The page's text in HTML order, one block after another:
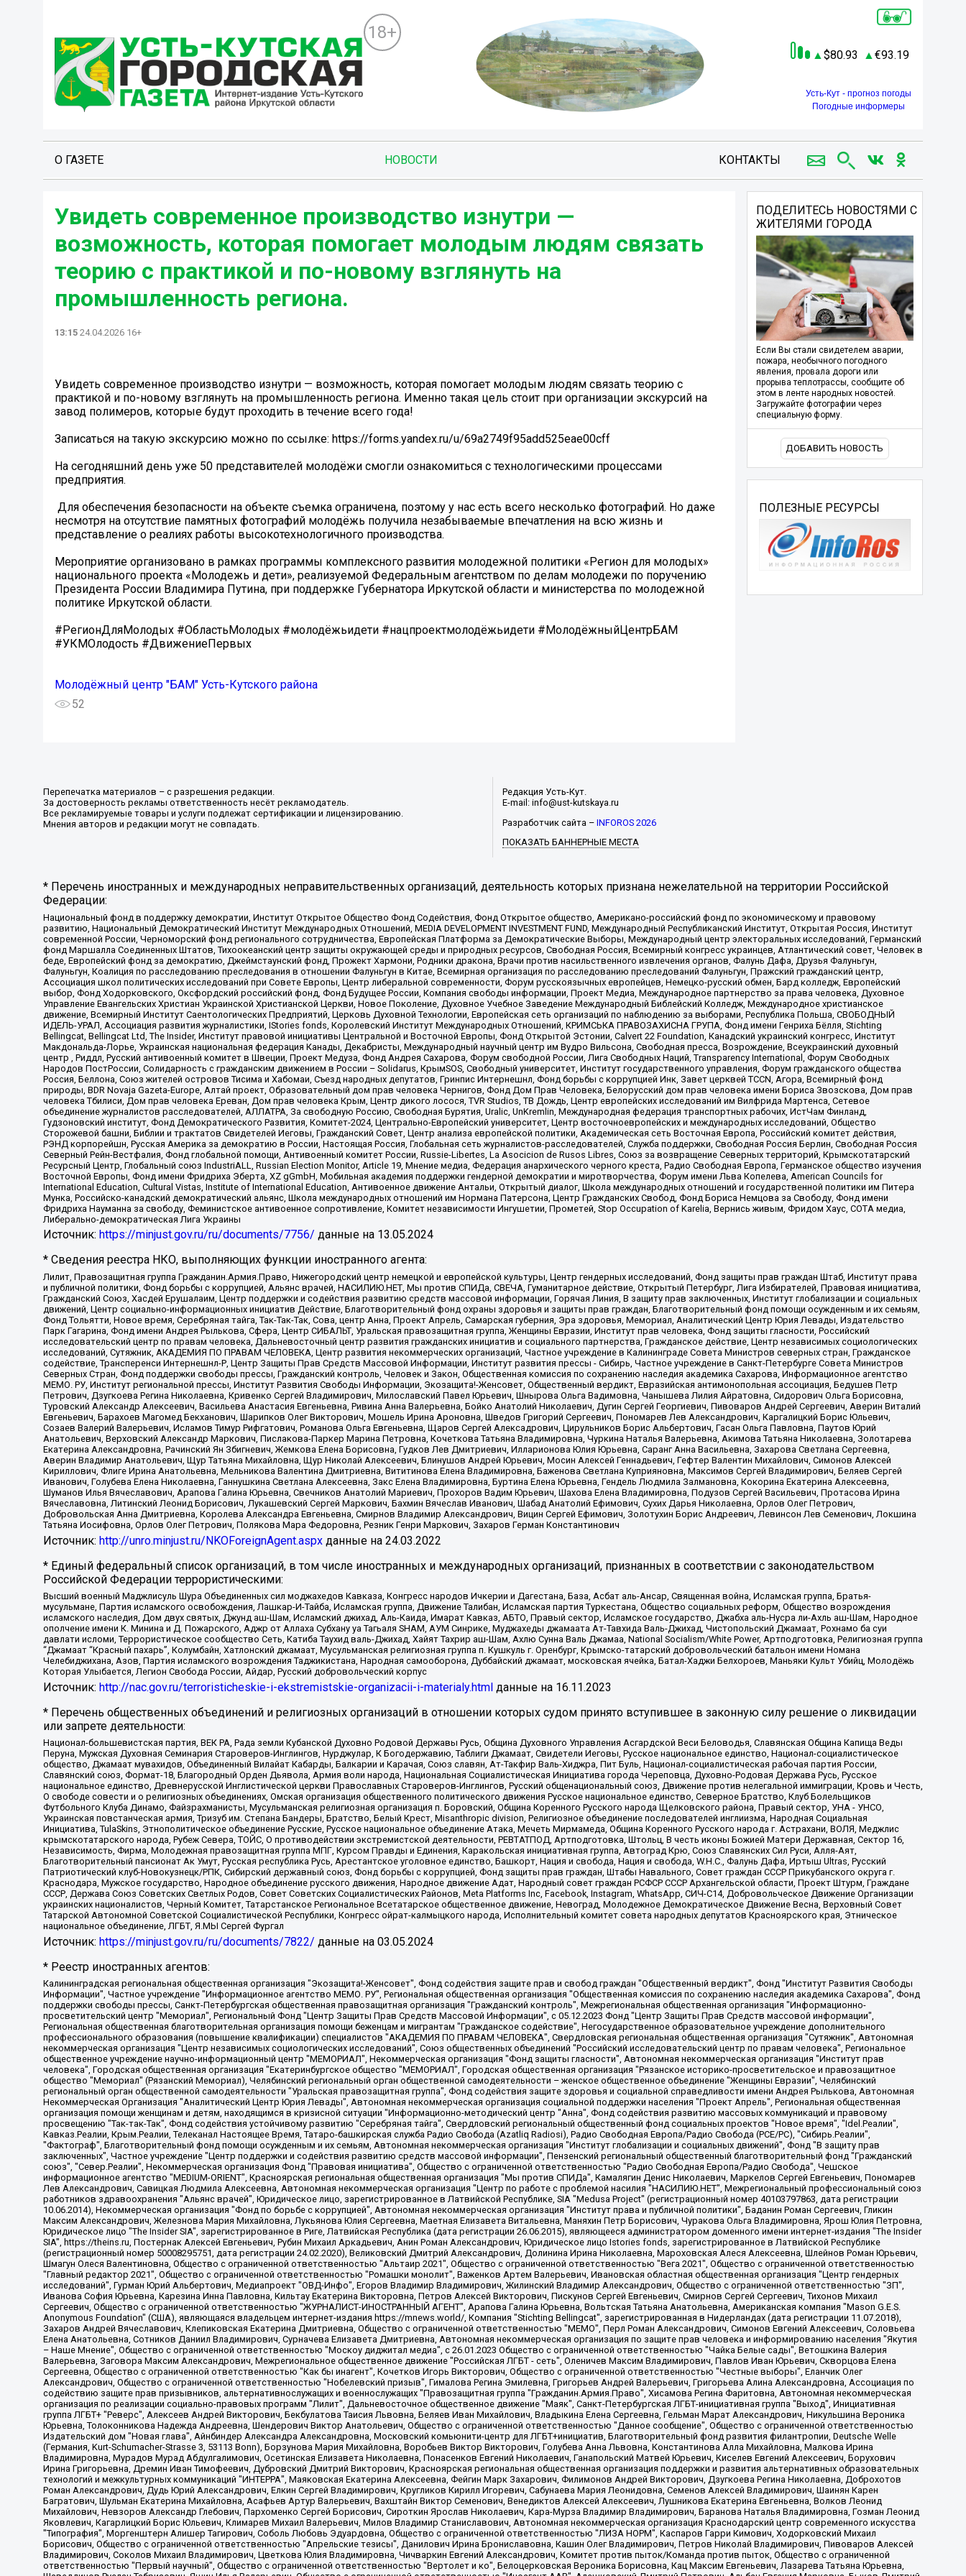
18+
80.93 93.19
Усть-Кут - прогноз погоды
Погодные информеры
О ГАЗЕТЕ НОВОСТИ КОНТАКТЫ
Увидеть современное производство изнутри —
возможность, которая помогает молодым людям связать
теорию с практикой и по-новому взглянуть на
промышленность региона.
13:15 24.04.2026 16+
Увидеть современное производство изнутри — возможность, которая помогает молодым людям связать теорию с
практикой и по-новому взглянуть на промышленность региона. Именно такая цель стоит при организации экскурсий на
завод полимеров, которые будут проходить в течение всего года!
Записаться на такую экскурсию можно по ссылке: https://forms.yandex.ru/u/69a2749f95add525eae00cff
На сегодняшний день уже 50 представителей молодёжи смогли ознакомиться с технологическими процессами
предприятия.
‍ Для обеспечения безопасности на объекте съемка ограничена, поэтому у нас есть всего несколько фотографий. Но даже
несмотря на отсутствие памятных фотографий молодёжь получила незабываемые впечатления на всю жизнь и
представление о реалиях работы высокотехнологичного производства.
Мероприятие организовано в рамках программы комплексного развития молодежной политики «Регион для молодых»
национального проекта «Молодежь и дети», реализуемой Федеральным агентством по делам молодежи по поручению
Президента России Владимира Путина, при поддержке Губернатора Иркутской области и министерства по молодежной
политике Иркутской области.
#РегионДляМолодых #ОбластьМолодых #молодёжьидети #нацпроектмолодёжьидети #МолодёжныйЦентрБАМ
#УКМОлодость #ДвижениеПервых
Молодёжный центр "БАМ" Усть-Кутского района
52
ПОДЕЛИТЕСЬ НОВОСТЯМИ С
ЖИТЕЛЯМИ ГОРОДА
Если Вы стали свидетелем аварии,
пожара, необычного погодного
явления, провала дороги или
прорыва теплотрассы, сообщите об
этом в ленте народных новостей.
Загружайте фотографии через
специальную форму.
ДОБАВИТЬ НОВОСТЬ
ПОЛЕЗНЫЕ РЕСУРСЫ
Перепечатка материалов – с разрешения редакции.
За достоверность рекламы ответственность несёт рекламодатель.
Все рекламируемые товары и услуги подлежат сертификации и лицензированию.
Мнения авторов и редакции могут не совпадать.
Редакция Усть-Кут.
E-mail: info@ust-kutskaya.ru
Разработчик сайта – INFOROS 2026
ПОКАЗАТЬ БАННЕРНЫЕ МЕСТА
* Перечень иностранных и международных неправительственных организаций, деятельность которых признана нежелательной на территории Российской
Федерации:
Национальный фонд в поддержку демократии, Институт Открытое Общество Фонд Содействия, Фонд Открытое общество, Американо-российский фонд по экономическому и правовому
развитию, Национальный Демократический Институт Международных Отношений, MEDIA DEVELOPMENT INVESTMENT FUND, Международный Республиканский Институт, Открытая Россия, Институт
современной России, Черноморский фонд регионального сотрудничества, Европейская Платформа за Демократические Выборы, Международный центр электоральных исследований, Германский
фонд Маршалла Соединенных Штатов, Тихоокеанский центр защиты окружающей среды и природных ресурсов, Свободная Россия, Всемирный конгресс украинцев, Атлантический совет, Человек в
беде, Европейский фонд за демократию, Джеймстаунский фонд, Прожект Хармони, Родники дракона, Врачи против насильственного извлечения органов, Фалунь Дафа, Друзья Фалуньгун,
Фалуньгун, Коалиция по расследованию преследования в отношении Фалуньгун в Китае, Всемирная организация по расследованию преследований Фалуньгун, Пражский гражданский центр,
Ассоциация школ политических исследований при Совете Европы, Центр либеральной современности, Форум русскоязычных европейцев, Немецко-русский обмен, Бард колледж, Европейский
выбор, Фонд Ходорковского, Оксфордский российский фонд, Фонд Будущее России, Компания свободы информации, Проект Медиа, Международное партнерство за права человека, Духовное
Управление Евангельских Христиан Украинской Христианской Церкви, Новое Поколение, Духовное Учебное Заведение Международный Библейский Колледж, Международное христианское
движение, Всемирный Институт Саентологических Предприятий, Церковь Духовной Технологии, Европейская сеть организаций по наблюдению за выборами, Республика Польша, СВОБОДНЫЙ
ИДЕЛЬ-УРАЛ, Ассоциация развития журналистики, IStories fonds, Королевский Институт Международных Отношений, КРИМСЬКА ПРАВОЗАХИСНА ГРУПА, Фонд имени Генриха Бёлля, Stichting
Bellingcat, Bellingcat Ltd, The Insider, Институт правовой инициативы Центральной и Восточной Европы, Фонд Открытой Эстонии, Calvert 22 Foundation, Канадский украинский конгресс, Институт
Макдональда-Лорье, Украинская национальная федерация Канады, Декабристы, Международный научный центр им Вудро Вильсона, Свободная пресса, Возрождение, Всеукраинский духовный
центр , Риддл, Русский антивоенный комитет в Швеции, Проект Медуза, Фонд Андрея Сахарова, Форум свободной России, Лига Свободных Наций, Transparеncy International, Форум Свободных
Народов ПостРоссии, Солидарность с гражданским движением в России – Solidarus, КрымSOS, Свободный университет, Институт государственного управления, Форум гражданского общества
Россия, Беллона, Союз жителей островов Тисима и Хабомаи, Съезд народных депутатов, Гринпис Интернешнл, Фонд борьбы с коррупцией Инк, Завет церквей TCCN, Агора, Всемирный фонд
природы, BDR Novaja Gazeta-Europe, Алтай проект, Образовательный дом прав человека Чернигов, Фонд Дом Прав Человека, Белорусский дом прав человека имени Бориса Звозскова, Дом прав
человека Тбилиси, Дом прав человека Ереван, Дом прав человека Крым, Центр дикого лосося, TVR Studios, ТВ Дождь, Центр европейских исследований им Вилфрида Мартенса, Сетевое
объединение журналистов расследователей, АЛЛАТРА, За свободную Россию, Свободная Бурятия, Uralic, UnKremlin, Международная федерация транспортных рабочих, ИстЧам Финланд,
Гудзоновский институт, Фонд Демократического Развития, Комитет-2024, Центрально-Европейский университет, Центр восточноевропейских и международных исследований, Общество
Сторожевой башни, Библии и трактатов Свидетелей Иеговы, Гражданский Совет, Центр анализа европейской политики, Академическая сеть Восточная Европа, Российский комитет действия,
РЭНД корпорейшн, Русская Америка за демократию в России, Настоящая Россия, Глобальная сеть журналистов-расследователей, Служба поддержки, Свободная Россия Берлин, Свободная Россия
Северный Рейн-Вестфалия, Фонд глобальной помощи, Антивоенный комитет России, Russie-Libertes, La Asocicion de Rusos Libres, Союз за возвращение Северных территорий, Крымскотатарский
Ресурсный Центр, Глобальный союз IndustriALL, Russian Election Monitor, Article 19, Мнение медиа, Федерация анархического черного креста, Радио Свободная Европа, Германское общество изучения
Восточной Европы, Фонд имени Фридриха Эберта, XZ gGmbH, Мобильная академия поддержки гендерной демократии и миротворчества, Форум имени Льва Копелева, American Councils for
International Education, Cultural Vistas, Institute of International Education, Антивоенное движение Антальи, Открытый диалог, Школа международных отношений и государственной политики им Питера
Мунка, Российско-канадский демократический альянс, Школа международных отношений им Нормана Патерсона, Центр Гражданских Свобод, Фонд Бориса Немцова за Свободу, Фонд имени
Фридриха Науманна за свободу, Феминистское антивоенное сопротивление, Комитет независимости Ингушетии, Прометей, Stop Occupation of Karelia, Вернись живым, Фридом Хаус, СОТА медиа,
Либерально-демократическая Лига Украины
Источник: https://minjust.gov.ru/ru/documents/7756/ данные на 13.05.2024
* Сведения реестра НКО, выполняющих функции иностранного агента:
Лилит, Правозащитная группа Гражданин.Армия.Право, Нижегородский центр немецкой и европейской культуры, Центр гендерных исследований, Фонд защиты прав граждан Штаб, Институт права
и публичной политики, Фонд борьбы с коррупцией, Альянс врачей, НАСИЛИЮ.НЕТ, Мы против СПИДа, СВЕЧА, Гуманитарное действие, Открытый Петербург, Лига Избирателей, Правовая инициатива,
Гражданский Союз, Хасдей Ерушалаим, Центр поддержки и содействия развитию средств массовой информации, Горячая Линия, В защиту прав заключенных, Институт глобализации и социальных
движений, Центр социально-информационных инициатив Действие, Благотворительный фонд охраны здоровья и защиты прав граждан, Благотворительный фонд помощи осужденным и их семьям,
Фонд Тольятти, Новое время, Серебряная тайга, Так-Так-Так, Сова, центр Анна, Проект Апрель, Самарская губерния, Эра здоровья, Мемориал, Аналитический Центр Юрия Левады, Издательство
Парк Гагарина, Фонд имени Андрея Рылькова, Сфера, Центр СИБАЛЬТ, Уральская правозащитная группа, Женщины Евразии, Институт прав человека, Фонд защиты гласности, Российский
исследовательский центр по правам человека, Дальневосточный центр развития гражданских инициатив и социального партнерства, Гражданское действие, Центр независимых социологических
исследований, Сутяжник, АКАДЕМИЯ ПО ПРАВАМ ЧЕЛОВЕКА, Центр развития некоммерческих организаций, Частное учреждение в Калининграде Совета Министров северных стран, Гражданское
содействие, Трансперенси Интернешнл-Р, Центр Защиты Прав Средств Массовой Информации, Институт развития прессы - Сибирь, Частное учреждение в Санкт-Петербурге Совета Министров
Северных Стран, Фонд поддержки свободы прессы, Гражданский контроль, Человек и Закон, Общественная комиссия по сохранению наследия академика Сахарова, Информационное агентство
МЕМО. РУ, Институт региональной прессы, Институт Развития Свободы Информации, Экозащита!-Женсовет, Общественный вердикт, Евразийская антимонопольная ассоциация, Бедушев Петр
Петрович, Дзугкоева Регина Николаевна, Кривенко Сергей Владимирович, Милославский Павел Юрьевич, Шнырова Ольга Вадимовна, Чанышева Лилия Айратовна, Сидорович Ольга Борисовна,
Туровский Александр Алексеевич, Васильева Анастасия Евгеньевна, Ривина Анна Валерьевна, Бойко Анатолий Николаевич, Дугин Сергей Георгиевич, Пивоваров Андрей Сергеевич, Аверин Виталий
Евгеньевич, Барахоев Магомед Бекханович, Шарипков Олег Викторович, Мошель Ирина Ароновна, Шведов Григорий Сергеевич, Пономарев Лев Александрович, Каргалицкий Борис Юльевич,
Созаев Валерий Валерьевич, Исламов Тимур Рифгатович, Романова Ольга Евгеньевна, Щаров Сергей Алексадрович, Цирульников Борис Альбертович, Гасан Ольга Павловна, Паутов Юрий
Анатольевич, Верховский Александр Маркович, Пислакова-Паркер Марина Петровна, Кочеткова Татьяна Владимировна, Чуркина Наталья Валерьевна, Акимова Татьяна Николаевна, Золотарева
Екатерина Александровна, Рачинский Ян Збигневич, Жемкова Елена Борисовна, Гудков Лев Дмитриевич, Илларионова Юлия Юрьевна, Саранг Анна Васильевна, Захарова Светлана Сергеевна,
Аверин Владимир Анатольевич, Щур Татьяна Михайловна, Щур Николай Алексеевич, Блинушов Андрей Юрьевич, Мосин Алексей Геннадьевич, Гефтер Валентин Михайлович, Симонов Алексей
Кириллович, Флиге Ирина Анатольевна, Мельникова Валентина Дмитриевна, Вититинова Елена Владимировна, Баженова Светлана Куприяновна, Максимов Сергей Владимирович, Беляев Сергей
Иванович, Голубева Елена Николаевна, Ганнушкина Светлана Алексеевна, Закс Елена Владимировна, Буртина Елена Юрьевна, Гендель Людмила Залмановна, Кокорина Екатерина Алексеевна,
Шуманов Илья Вячеславович, Арапова Галина Юрьевна, Свечников Анатолий Мариевич, Прохоров Вадим Юрьевич, Шахова Елена Владимировна, Подузов Сергей Васильевич, Протасова Ирина
Вячеславовна, Литинский Леонид Борисович, Лукашевский Сергей Маркович, Бахмин Вячеслав Иванович, Шабад Анатолий Ефимович, Сухих Дарья Николаевна, Орлов Олег Петрович,
Добровольская Анна Дмитриевна, Королева Александра Евгеньевна, Смирнов Владимир Александрович, Вицин Сергей Ефимович, Золотухин Борис Андреевич, Левинсон Лев Семенович, Локшина
Татьяна Иосифовна, Орлов Олег Петрович, Полякова Мара Федоровна, Резник Генри Маркович, Захаров Герман Константинович
Источник: http://unro.minjust.ru/NKOForeignAgent.aspx данные на 24.03.2022
* Единый федеральный список организаций, в том числе иностранных и международных организаций, признанных в соответствии с законодательством
Российской Федерации террористическими:
Высший военный Маджлисуль Шура Объединенных сил моджахедов Кавказа, Конгресс народов Ичкерии и Дагестана, База, Асбат аль-Ансар, Священная война, Исламская группа, Братья-
мусульмане, Партия исламского освобождения, Лашкар-И-Тайба, Исламская группа, Движение Талибан, Исламская партия Туркестана, Общество социальных реформ, Общество возрождения
исламского наследия, Дом двух святых, Джунд аш-Шам, Исламский джихад, Аль-Каида, Имарат Кавказ, АБТО, Правый сектор, Исламское государство, Джабха аль-Нусра ли-Ахль аш-Шам, Народное
ополчение имени К. Минина и Д. Пожарского, Аджр от Аллаха Субхану уа Тагьаля SHAM, АУМ Синрике, Муджахеды джамаата Ат-Тавхида Валь-Джихад, Чистопольский Джамаат, Рохнамо ба суи
давлати исломи, Террористическое сообщество Сеть, Катиба Таухид валь-Джихад, Хайят Тахрир аш-Шам, Ахлю Сунна Валь Джамаа, National Socialism/White Power, Артподготовка, Религиозная группа
“Джамаат “Красный пахарь”, Колумбайн, Хатлонский джамаат, Мусульманская религиозная группа п. Кушкуль г. Оренбург, Крымско-татарский добровольческий батальон имени Номана
Челебиджихана, Азов, Партия исламского возрождения Таджикистана, Народная самооборона, Дуббайский джамаат, московская ячейка, Батал-Хаджи Белхороев, Маньяки Культ Убийц, Молодёжь
Которая Улыбается, Легион Свобода России, Айдар, Русский добровольческий корпус
Источник: http://nac.gov.ru/terroristicheskie-i-ekstremistskie-organizacii-i-materialy.html данные на 16.11.2023
* Перечень общественных объединений и религиозных организаций в отношении которых судом принято вступившее в законную силу решение о ликвидации
или запрете деятельности:
Национал-большевистская партия, ВЕК РА, Рада земли Кубанской Духовно Родовой Державы Русь, Община Духовного Управления Асгардской Веси Беловодья, Славянская Община Капища Веды
Перуна, Мужская Духовная Семинария Староверов-Инглингов, Нурджулар, К Богодержавию, Таблиги Джамаат, Свидетели Иеговы, Русское национальное единство, Национал-социалистическое
общество, Джамаат мувахидов, Объединенный Вилайат Кабарды, Балкарии и Карачая, Союз славян, Ат-Такфир Валь-Хиджра, Пит Буль, Национал-социалистическая рабочая партия России,
Славянский союз, Формат-18, Благородный Орден Дьявола, Армия воли народа, Национальная Социалистическая Инициатива города Череповца, Духовно-Родовая Держава Русь, Русское
национальное единство, Древнерусской Инглистической церкви Православных Староверов-Инглингов, Русский общенациональный союз, Движение против нелегальной иммиграции, Кровь и Честь,
О свободе совести и о религиозных объединениях, Омская организация общественного политического движения Русское национальное единство, Северное Братство, Клуб Болельщиков
Футбольного Клуба Динамо, Файзрахманисты, Мусульманская религиозная организация п. Боровский, Община Коренного Русского народа Щелковского района, Правый сектор, УНА - УНСО,
Украинская повстанческая армия, Тризуб им. Степана Бандеры, Братство, Белый Крест, Misanthropic division, Религиозное объединение последователей инглиизма, Народная Социальная
Инициатива, TulaSkins, Этнополитическое объединение Русские, Русское национальное объединение Атака, Мечеть Мирмамеда, Община Коренного Русского народа г. Астрахани, ВОЛЯ, Меджлис
крымскотатарского народа, Рубеж Севера, ТОЙС, О противодействии экстремистской деятельности, РЕВТАТПОД, Артподготовка, Штольц, В честь иконы Божией Матери Державная, Сектор 16,
Независимость, Фирма, Молодежная правозащитная группа МПГ, Курсом Правды и Единения, Каракольская инициативная группа, Автоград Крю, Союз Славянских Сил Руси, Алля-Аят,
Благотворительный пансионат Ак Умут, Русская республика Русь, Арестантское уголовное единство, Башкорт, Нация и свобода, Нация и свобода, W.H.С., Фалунь Дафа, Иртыш Ultras, Русский
Патриотический клуб-Новокузнецк/РПК, Сибирский державный союз, Фонд борьбы с коррупцией, Фонд защиты прав граждан, Штабы Навального, Совет граждан СССР Прикубанского округа г.
Краснодара, Мужское государство, Народное объединение русского движения, Народное движение Адат, Народный совет граждан РСФСР СССР Архангельской области, Проект Штурм, Граждане
СССР, Держава Союз Советских Светлых Родов, Совет Советских Социалистических Районов, Meta Platforms Inc, Facebook, Instagram, WhatsApp, СИЧ-С14, Добровольческое Движение Организации
украинских националистов, Черный Комитет, Татарстанское Региональное Всетатарское общественное движение, Невоград, Молодежное Демократическое Движение Весна, Верховный Совет
Татарской Автономной Советской Социалистической Республики, Конгресс ойрат-калмыцкого народа, Исполнительный комитет совета народных депутатов Красноярского края, Этническое
национальное объединение, ЛГБТ, Я.МЫ Сергей Фургал
Источник: https://minjust.gov.ru/ru/documents/7822/ данные на 03.05.2024
* Реестр иностранных агентов:
Калининградская региональная общественная организация "Экозащита!-Женсовет", Фонд содействия защите прав и свобод граждан "Общественный вердикт", Фонд "Институт Развития Свободы Информации", Частное учреждение "Информационное агентство МЕМО. РУ", Региональная общественная организация "Общественная комиссия по сохранению наследия академика Сахарова", Фонд поддержки свободы прессы, Санкт-Петербургская общественная правозащитная организация "Гражданский контроль", Межрегиональная общественная организация "Информационно-просветительский центр "Мемориал", Региональный Фонд "Центр Защиты Прав Средств Массовой Информации", с 05.12.2023 Фонд "Центр Защиты Прав Средств массовой информации", Региональная общественная благотворительная организация помощи беженцам и мигрантам "Гражданское содействие", Негосударственное образовательное учреждение дополнительного профессионального образования (повышение квалификации) специалистов "АКАДЕМИЯ ПО ПРАВАМ ЧЕЛОВЕКА", Свердловская региональная общественная организация "Сутяжник", Автономная некоммерческая организация "Центр независимых социологических исследований", Союз общественных объединений "Российский исследовательский центр по правам человека", Региональное общественное учреждение научно-информационный центр "МЕМОРИАЛ", Некоммерческая организация "Фонд защиты гласности", Автономная некоммерческая организация "Институт прав человека", Городская общественная организация "Екатеринбургское общество "МЕМОРИАЛ", Городская общественная организация "Рязанское историко-просветительское и правозащитное общество "Мемориал" (Рязанский Мемориал), Челябинский региональный орган общественной самодеятельности – женское общественное объединение "Женщины Евразии", Челябинский региональный орган общественной самодеятельности "Уральская правозащитная группа", Фонд содействия защите здоровья и социальной справедливости имени Андрея Рылькова, Автономная Некоммерческая Организация "Аналитический Центр Юрия Левады", Автономная некоммерческая организация социальной поддержки населения "Проект Апрель", Региональная общественная организация помощи женщинам и детям, находящимся в кризисной ситуации "Информационно-методический центр "Анна", Фонд содействия развитию массовых коммуникаций и правовому просвещению "Так-так-Так", Фонд содействия устойчивому развитию "Серебряная тайга", Свердловский региональный общественный фонд социальных проектов "Новое время", "Idel.Реалии", Кавказ.Реалии, Крым.Реалии, Телеканал Настоящее Время, Татаро-башкирская служба Радио Свобода (Azatliq Radiosi), Радио Свободная Европа/Радио Свобода (PCE/PC), "Сибирь.Реалии", "Фактограф", Благотворительный фонд помощи осужденным и их семьям, Автономная некоммерческая организация "Институт глобализации и социальных движений", Фонд "В защиту прав заключенных", Частное учреждение "Центр поддержки и содействия развитию средств массовой информации", Пензенский региональный общественный благотворительный фонд "Гражданский союз", "Север.Реалии", Некоммерческая организация Фонд "Правовая инициатива", Общество с ограниченной ответственностью "Радио Свободная Европа/Радио Свобода", Чешское информационное агентство "MEDIUM-ORIENT", Красноярская региональная общественная организация "Мы против СПИДа", Камалягин Денис Николаевич, Маркелов Сергей Евгеньевич, Пономарев Лев Александрович, Савицкая Людмила Алексеевна, Автономная некоммерческая организация "Центр по работе с проблемой насилия "НАСИЛИЮ.НЕТ", Межрегиональный профессиональный союз работников здравоохранения "Альянс врачей", Юридическое лицо, зарегистрированное в Латвийской Республике, SIA "Medusa Project" (регистрационный номер 40103797863, дата регистрации 10.06.2014), Некоммерческая организация "Фонд по борьбе с коррупцией", Автономная некоммерческая организация "Институт права и публичной политики", Баданин Роман Сергеевич, Гликин Максим Александрович, Железнова Мария Михайловна, Лукьянова Юлия Сергеевна, Маетная Елизавета Витальевна, Маняхин Петр Борисович, Чуракова Ольга Владимировна, Ярош Юлия Петровна, Юридическое лицо "The Insider SIA", зарегистрированное в Риге, Латвийская Республика (дата регистрации 26.06.2015), являющееся администратором доменного имени интернет-издания "The Insider SIA", https://theins.ru, Постернак Алексей Евгеньевич, Рубин Михаил Аркадьевич, Анин Роман Александрович, Юридическое лицо Istories fonds, зарегистрированное в Латвийской Республике (регистрационный номер 50008295751, дата регистрации 24.02.2020), Великовский Дмитрий Александрович, Долинина Ирина Николаевна, Мароховская Алеся Алексеевна, Шлейнов Роман Юрьевич, Шмагун Олеся Валентиновна, Общество с ограниченной ответственностью "Альтаир 2021", Общество с ограниченной ответственностью "Вега 2021", Общество с ограниченной ответственностью "Главный редактор 2021", Общество с ограниченной ответственностью "Ромашки монолит", Важенков Артем Валерьевич, Ивановская областная общественная организация "Центр гендерных исследований", Гурман Юрий Альбертович, Медиапроект "ОВД-Инфо", Егоров Владимир Владимирович, Жилинский Владимир Александрович, Общество с ограниченной ответственностью "ЗП", Иванова София Юрьевна, Карезина Инна Павловна, Кильтау Екатерина Викторовна, Петров Алексей Викторович, Пискунов Сергей Евгеньевич, Смирнов Сергей Сергеевич, Тихонов Михаил Сергеевич, Общество с ограниченной ответственностью "ЖУРНАЛИСТ-ИНОСТРАННЫЙ АГЕНТ", Арапова Галина Юрьевна, Вольтская Татьяна Анатольевна, Американская компания "Mason G.E.S. Anonymous Foundation" (США), являющаяся владельцем интернет-издания https://mnews.world/, Компания "Stichting Bellingcat", зарегистрированная в Нидерландах (дата регистрации 11.07.2018), Захаров Андрей Вячеславович, Клепиковская Екатерина Дмитриевна, Общество с ограниченной ответственностью "МЕМО", Перл Роман Александрович, Симонов Евгений Алексеевич, Соловьева Елена Анатольевна, Сотников Даниил Владимирович, Сурначева Елизавета Дмитриевна, Автономная некоммерческая организация по защите прав человека и информированию населения "Якутия – Наше Мнение", Общество с ограниченной ответственностью "Москоу диджитал медиа", с 26.01.2023 Общество с ограниченной ответственностью "Чайка Белые сады", Ветошкина Валерия Валерьевна, Заговора Максим Александрович, Межрегиональное общественное движение "Российская ЛГБТ - сеть", Оленичев Максим Владимирович, Павлов Иван Юрьевич, Скворцова Елена Сергеевна, Общество с ограниченной ответственностью "Как бы инагент", Кочетков Игорь Викторович, Общество с ограниченной ответственностью "Честные выборы", Еланчик Олег Александрович, Общество с ограниченной ответственностью "Нобелевский призыв", Гималова Регина Эмилевна, Григорьев Андрей Валерьевич, Григорьева Алина Александровна, Ассоциация по содействию защите прав призывников, альтернативнослужащих и военнослужащих "Правозащитная группа "Гражданин.Армия.Право", Хисамова Регина Фаритовна, Автономная некоммерческая организация по реализации социально-правовых программ "Лилит", Дальневосточное общественное движение "Маяк", Санкт-Петербургская ЛГБТ-инициативная группа "Выход", Инициативная группа ЛГБТ+ "Реверс", Алексеев Андрей Викторович, Бекбулатова Таисия Львовна, Беляев Иван Михайлович, Владыкина Елена Сергеевна, Гельман Марат Александрович, Никульшина Вероника Юрьевна, Толоконникова Надежда Андреевна, Шендерович Виктор Анатольевич, Общество с ограниченной ответственностью "Данное сообщение", Общество с ограниченной ответственностью Издательский дом "Новая глава", Айнбиндер Александра Александровна, Московский комьюнити-центр для ЛГБТ+инициатив, Благотворительный фонд развития филантропии, Deutsche Welle (Германия, Kurt-Schumacher-Strasse 3, 53113 Bonn), Борзунова Мария Михайловна, Воробьев Виктор Викторович, Голубева Анна Львовна, Константинова Алла Михайловна, Малкова Ирина Владимировна, Мурадов Мурад Абдулгалимович, Осетинская Елизавета Николаевна, Понасенков Евгений Николаевич, Ганапольский Матвей Юрьевич, Киселев Евгений Алексеевич, Борухович Ирина Григорьевна, Дремин Иван Тимофеевич, Дубровский Дмитрий Викторович, Красноярская региональная общественная организация поддержки и развития альтернативных образовательных технологий и межкультурных коммуникаций "ИНТЕРРА", Маяковская Екатерина Алексеевна, Фейгин Марк Захарович, Филимонов Андрей Викторович, Дзугкоева Регина Николаевна, Доброхотов Роман Александрович, Дудь Юрий Александрович, Елкин Сергей Владимирович, Кругликов Кирилл Игоревич, Сабунаева Мария Леонидовна, Семенов Алексей Владимирович, Шаинян Карен Багратович, Шульман Екатерина Михайловна, Асафьев Артур Валерьевич, Вахштайн Виктор Семенович, Венедиктов Алексей Алексеевич, Лушникова Екатерина Евгеньевна, Волков Леонид Михайлович, Невзоров Александр Глебович, Пархоменко Сергей Борисович, Сироткин Ярослав Николаевич, Кара-Мурза Владимир Владимирович, Баранова Наталья Владимировна, Гозман Леонид Яковлевич, Кагарлицкий Борис Юльевич, Климарев Михаил Валерьевич, Милов Владимир Станиславович, Автономная некоммерческая организация Краснодарский центр современного искусства "Типография", Моргенштерн Алишер Тагирович, Соболь Любовь Эдуардовна, Общество с ограниченной ответственностью "ЛИЗА НОРМ", Каспаров Гарри Кимович, Ходорковский Михаил Борисович, Общество с ограниченной ответственностью "Апрельские тезисы", Данилович Ирина Брониславовна, Кашин Олег Владимирович, Петров Николай Владимирович, Пивоваров Алексей Владимирович, Соколов Михаил Владимирович, Цветкова Юлия Владимировна, Чичваркин Евгений Александрович, Комитет против пыток/Команда против пыток, Общество с ограниченной ответственностью "Первый научный", Общество с ограниченной ответственностью "Вертолет и ко", Белоцерковская Вероника Борисовна, Кац Максим Евгеньевич, Лазарева Татьяна Юрьевна, Шаведдинов Руслан Табризович, Яшин Илья Валерьевич, Общество с ограниченной ответственностью "Иноагент ААВ", Алешковский Дмитрий Петрович, Альбац Евгения Марковна, Быков Дмитрий Львович, Галямина Юлия Евгеньевна, Лойко Сергей Леонидович, Мартынов Кирилл Константинович, Медведев Сергей Александрович, Крашенинников Федор Геннадиевич, Гордеева Катерина Вл